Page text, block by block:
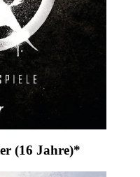
(16 Jahre)*